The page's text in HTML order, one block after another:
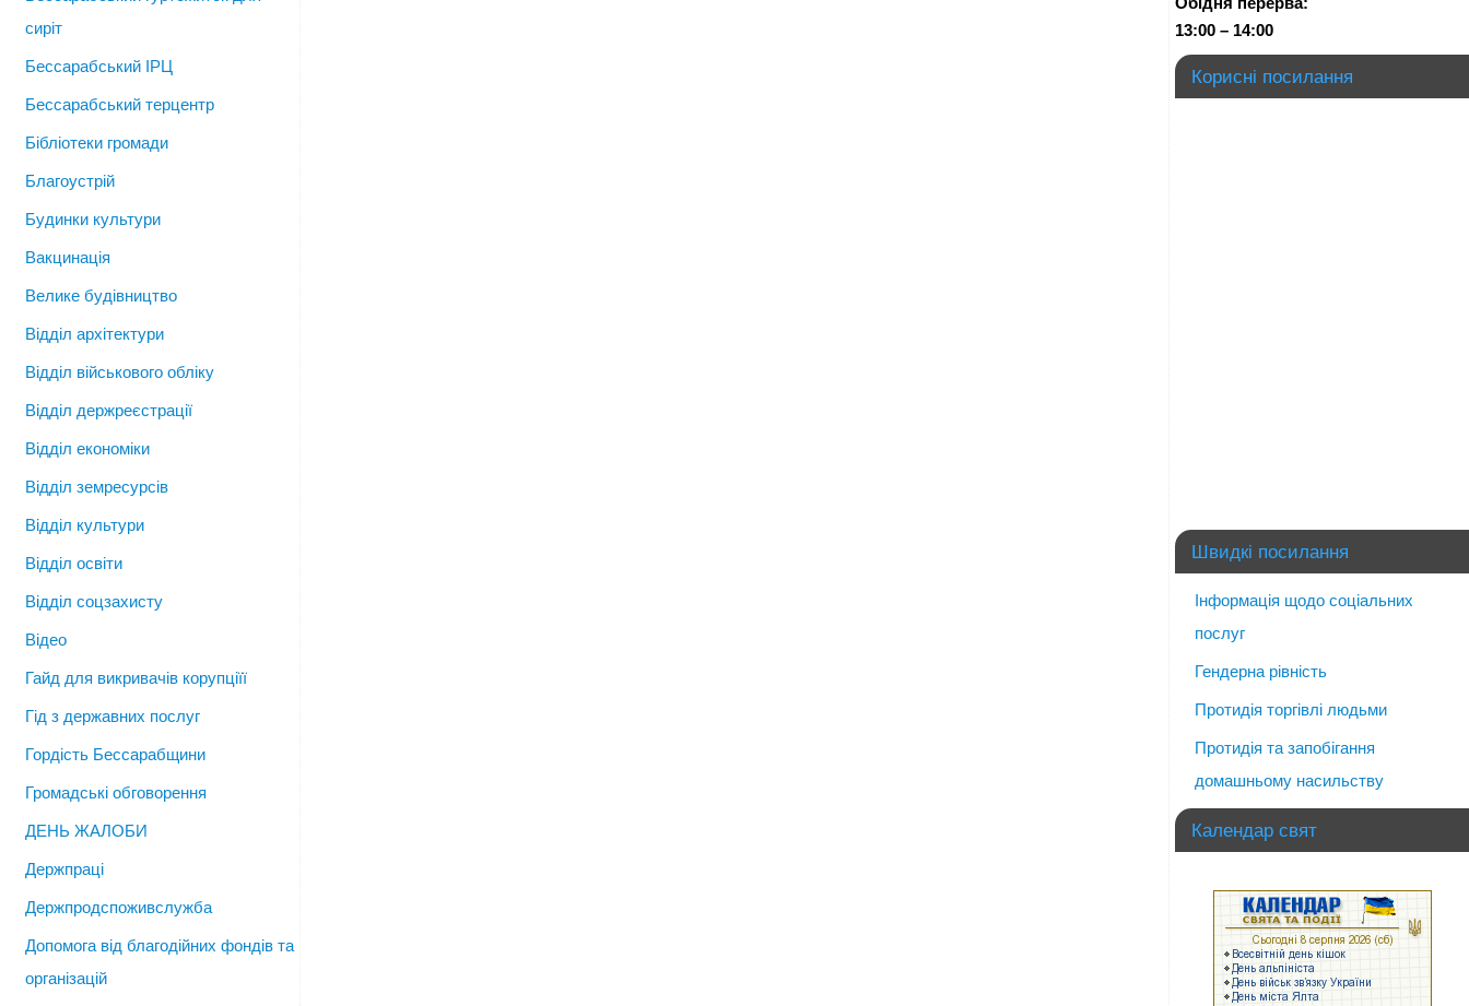
сиріт
Бессарабський ІРЦ
Бессарабський терцентр
Бібліотеки громади
Благоустрій
Будинки культури
Вакцинація
Велике будівництво
Відділ архітектури
Відділ військового обліку
Відділ держреєстрації
Відділ економіки
Відділ земресурсів
Відділ культури
Відділ освіти
Відділ соцзахисту
Відео
Гайд для викривачів корупціїї
Гід з державних послуг
Гордість Бессарабщини
Громадські обговорення
ДЕНЬ ЖАЛОБИ
Держпраці
Держпродспоживслужба
Допомога від благодійних фондів та
організацій
13:00 – 14:00
Корисні посилання
Швидкі посилання
Інформація щодо соціальних
послуг
Гендерна рівність
Протидія торгівлі людьми
Протидія та запобігання
домашньому насильству
Календар свят